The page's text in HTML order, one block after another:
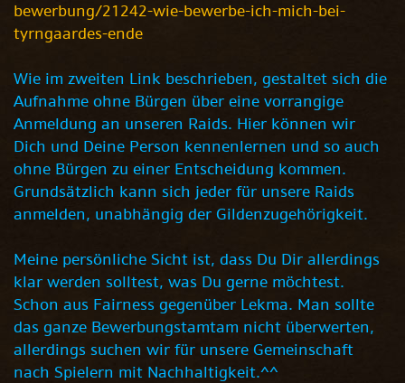
bewerbung/21242-wie-bewerbe-ich-mich-bei-
tyrngaardes-ende
Wie im zweiten Link beschrieben, gestaltet sich die
Aufnahme ohne Bürgen über eine vorrangige
Anmeldung an unseren Raids. Hier können wir
Dich und Deine Person kennenlernen und so auch
ohne Bürgen zu einer Entscheidung kommen.
Grundsätzlich kann sich jeder für unsere Raids
anmelden, unabhängig der Gildenzugehörigkeit.
Meine persönliche Sicht ist, dass Du Dir allerdings
klar werden solltest, was Du gerne möchtest.
Schon aus Fairness gegenüber Lekma. Man sollte
das ganze Bewerbungstamtam nicht überwerten,
allerdings suchen wir für unsere Gemeinschaft
nach Spielern mit Nachhaltigkeit.^^